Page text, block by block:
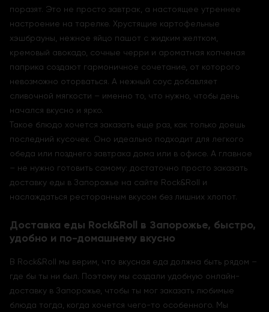
поразят. Это не просто завтрак, а настоящее утреннее
настроение на тарелке. Хрустящие картофельные
хэшбрауны, нежное яйцо пашот с жидким желтком,
кремовый авокадо, сочные черри и ароматная копченая
паприка создают гармоничное сочетание, от которого
невозможно оторваться. А нежный соус добавляет
сливочной мягкости – именно то, что нужно, чтобы день
начался вкусно и ярко.
Такое блюдо хочется заказать еще раз, как только доешь
последний кусочек. Оно идеально подходит для легкого
обеда или позднего завтрака дома или в офисе. А главное
– не нужно готовить самому: достаточно просто заказать
доставку еды в Запорожье на сайте Rock&Roll и
наслаждаться ресторанным вкусом без лишних хлопот.
Доставка еды Rock&Roll в Запорожье, быстро,
удобно и по-домашнему вкусно
В Rock&Roll мы верим, что вкусная еда должна быть рядом –
где бы ты ни был. Поэтому мы создали удобную онлайн-
доставку в Запорожье, чтобы ты мог заказать любимые
блюда тогда, когда хочется чего-то особенного. Мы